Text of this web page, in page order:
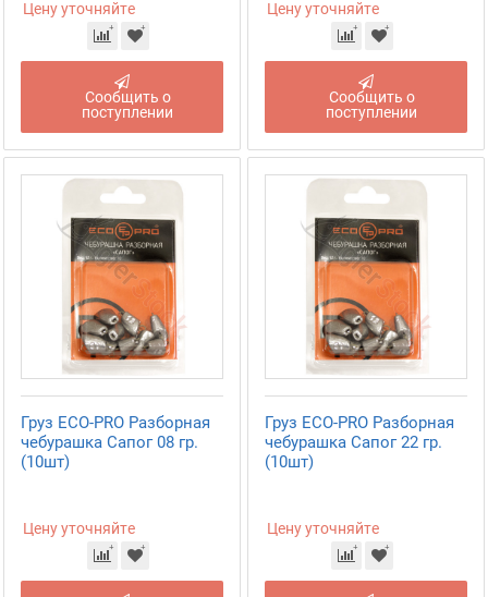
Цену уточняйте
Сообщить о
поступлении
Цену уточняйте
Сообщить о
поступлении
Груз ECO-PRO Разборная
чебурашка Сапог 08 гр.
(10шт)
Цену уточняйте
Груз ECO-PRO Разборная
чебурашка Сапог 22 гр.
(10шт)
Цену уточняйте